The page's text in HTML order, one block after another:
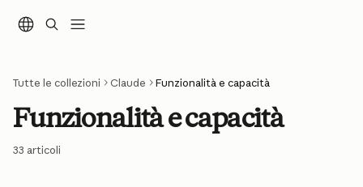
Tutte le collezioni Claude Funzionalità e capacità
Funzionalità e capacità
33 articoli